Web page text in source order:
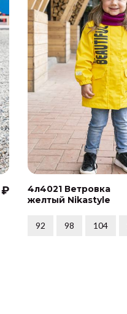
₽
4л4021 Ветровка
желтый Nikastyle
92 98 104